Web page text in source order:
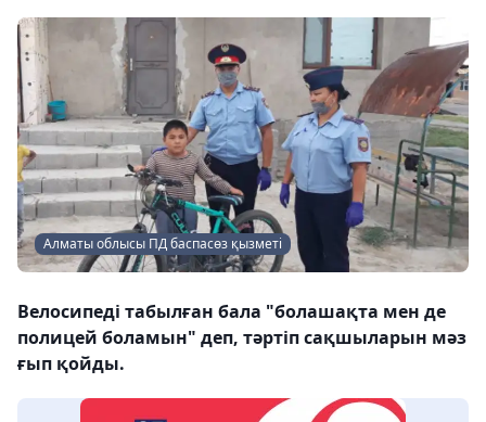
Алматы облысы ПД баспасөз қызметі
Велосипеді табылған бала "болашақта мен де
полицей боламын" деп, тәртіп сақшыларын мәз
ғып қойды.